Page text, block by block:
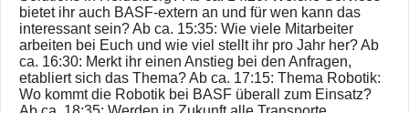
bietet ihr auch BASF-extern an und für wen kann das
interessant sein? Ab ca. 15:35: Wie viele Mitarbeiter
arbeiten bei Euch und wie viel stellt ihr pro Jahr her? Ab
ca. 16:30: Merkt ihr einen Anstieg bei den Anfragen,
etabliert sich das Thema? Ab ca. 17:15: Thema Robotik:
Wo kommt die Robotik bei BASF überall zum Einsatz?